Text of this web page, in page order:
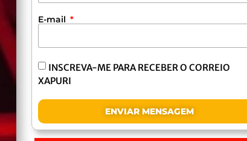
E-mail
INSCREVA-ME PARA RECEBER O CORREIO
XAPURI
ENVIAR MENSAGEM